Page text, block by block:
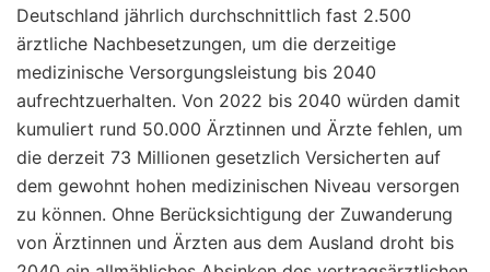
Deutschland jährlich durchschnittlich fast 2.500
ärztliche Nachbesetzungen, um die derzeitige
medizinische Versorgungsleistung bis 2040
aufrechtzuerhalten. Von 2022 bis 2040 würden damit
kumuliert rund 50.000 Ärztinnen und Ärzte fehlen, um
die derzeit 73 Millionen gesetzlich Versicherten auf
dem gewohnt hohen medizinischen Niveau versorgen
zu können. Ohne Berücksichtigung der Zuwanderung
von Ärztinnen und Ärzten aus dem Ausland droht bis